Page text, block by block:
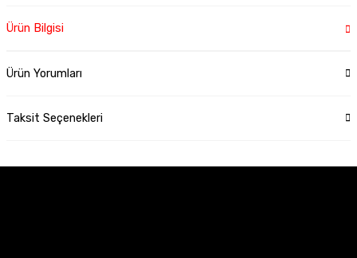
Ürün Bilgisi
Ürün Yorumları
Taksit Seçenekleri